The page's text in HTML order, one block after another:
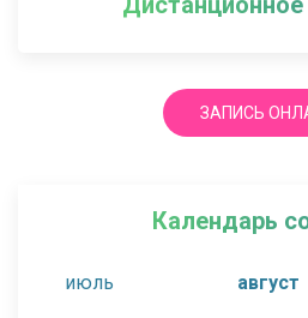
ЗАПИСЬ
Календарь
июль август